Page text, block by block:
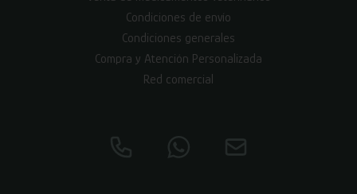
Condiciones de envío
Condiciones generales
Compra y Atención Personalizada
Red comercial